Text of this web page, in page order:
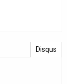
Disqus